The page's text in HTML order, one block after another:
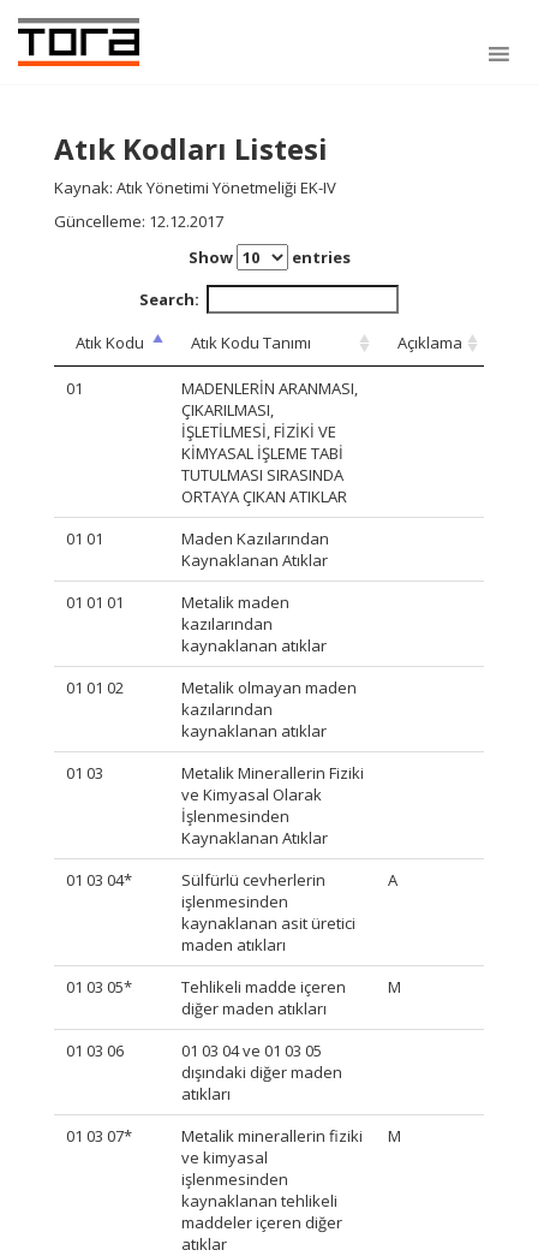
Atık Kodları Listesi
Kaynak: Atık Yönetimi Yönetmeliği EK-IV
Güncelleme: 12.12.2017
Show
entries
Search:
Atık Kodu
Atık Kodu Tanımı Açıklama
01
MADENLERİN ARANMASI,
ÇIKARILMASI,
İŞLETİLMESİ, FİZİKİ VE
KİMYASAL İŞLEME TABİ
TUTULMASI SIRASINDA
ORTAYA ÇIKAN ATIKLAR
01 01
Maden Kazılarından
Kaynaklanan Atıklar
01 01 01
Metalik maden
kazılarından
kaynaklanan atıklar
01 01 02
Metalik olmayan maden
kazılarından
kaynaklanan atıklar
01 03
Metalik Minerallerin Fiziki
ve Kimyasal Olarak
İşlenmesinden
Kaynaklanan Atıklar
01 03 04*
Sülfürlü cevherlerin
işlenmesinden
kaynaklanan asit üretici
maden atıkları
A
01 03 05*
Tehlikeli madde içeren
diğer maden atıkları
M
01 03 06
01 03 04 ve 01 03 05
dışındaki diğer maden
atıkları
01 03 07*
Metalik minerallerin fiziki
ve kimyasal
işlenmesinden
kaynaklanan tehlikeli
maddeler içeren diğer
atıklar
M